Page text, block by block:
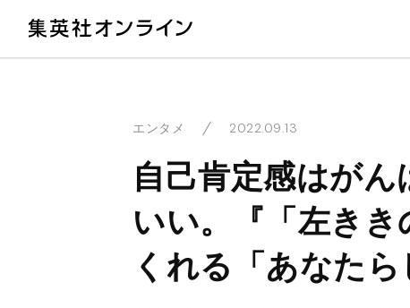
エンタメ 2022.09.13
自己肯定感はが
いい。『「左き
くれる「あなた